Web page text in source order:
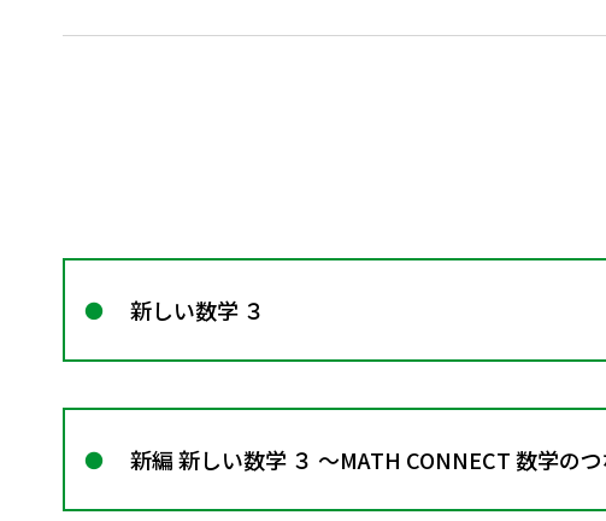
新しい数学 ３
新編 新しい数学 ３ ～MATH CONNECT 数学の